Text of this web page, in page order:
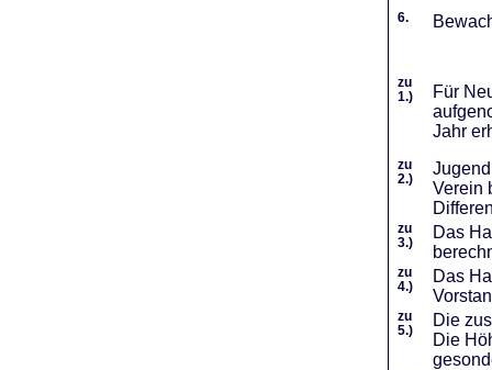
6.
zu
1.)
Für
Jahr
zu
2.)
Verein
zu
3.)
Das
zu
4.)
Das
zu
5.)
Die
Die